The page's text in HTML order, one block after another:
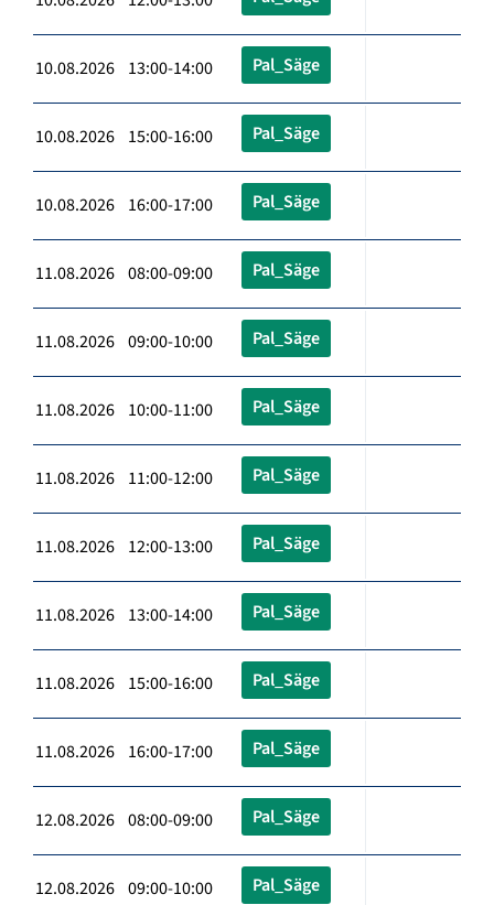
10.08.2026 13:00-14:00 Pal_Säge
10.08.2026 15:00-16:00 Pal_Säge
10.08.2026 16:00-17:00 Pal_Säge
11.08.2026 08:00-09:00 Pal_Säge
11.08.2026 09:00-10:00 Pal_Säge
11.08.2026 10:00-11:00 Pal_Säge
11.08.2026 11:00-12:00 Pal_Säge
11.08.2026 12:00-13:00 Pal_Säge
11.08.2026 13:00-14:00 Pal_Säge
11.08.2026 15:00-16:00 Pal_Säge
11.08.2026 16:00-17:00 Pal_Säge
12.08.2026 08:00-09:00 Pal_Säge
12.08.2026 09:00-10:00 Pal_Säge